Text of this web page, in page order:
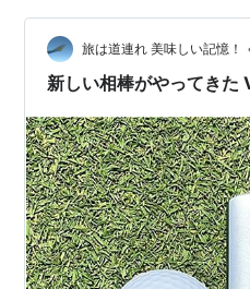
旅は道連れ 美味しい記憶！
新しい相棒がやってきた